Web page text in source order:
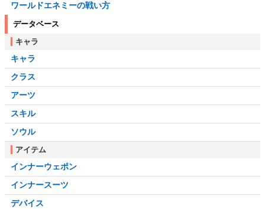
ワールドエネミーの戦い方
データベース
キャラ
キャラ
クラス
アーツ
スキル
ソウル
アイテム
インナーウェポン
インナースーツ
デバイス